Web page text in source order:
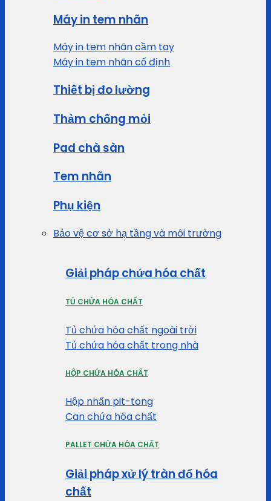
Máy in tem nhãn
Máy in tem nhãn cầm tay
Máy in tem nhãn cố định
Thiết bị đo lường
Thảm chống mỏi
Pad chà sàn
Tem nhãn
Phụ kiện
Bảo vệ cơ sở hạ tầng và môi trường
Giải pháp chứa hóa chất
TỦ CHỨA HÓA CHẤT
Tủ chứa hóa chất ngoài trời
Tủ chứa hóa chất trong nhà
HỘP CHỨA HÓA CHẤT
Hộp nhấn pit-tong
Can chứa hóa chất
PALLET CHỨA HÓA CHẤT
Giải pháp xử lý tràn đổ hóa
chất